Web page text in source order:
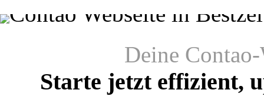
Deine
Starte jetzt effizient,